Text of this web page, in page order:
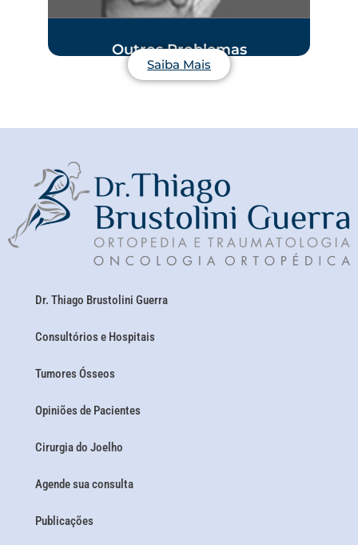
Outros Problemas
Saiba Mais
Dr. Thiago Brustolini Guerra
Consultórios e Hospitais
Tumores Ósseos
Opiniões de Pacientes
Cirurgia do Joelho
Agende sua consulta
Publicações